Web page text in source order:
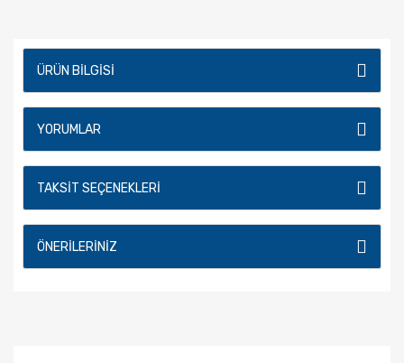
ÜRÜN BILGISI
YORUMLAR
TAKSIT SEÇENEKLERI
ÖNERILERINIZ